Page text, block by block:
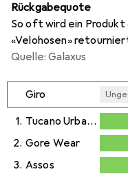
Rückgabequote
So oft wird ein
«Velohosen»
Quelle: Galaxus
Giro
1. Tucano Urbano
2. Gore Wear
3. Assos